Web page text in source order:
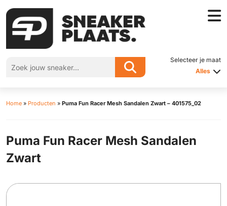
Selecteer je maat
Alles
Home » Producten » Puma Fun Racer Mesh Sandalen Zwart – 401575_02
Puma Fun Racer Mesh Sandalen
Zwart